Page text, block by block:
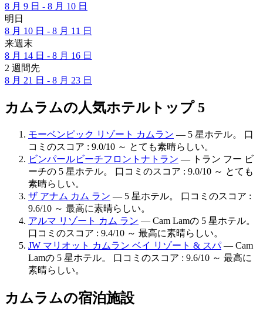
8 月 9 日 - 8 月 10 日
明日
8 月 10 日 - 8 月 11 日
来週末
8 月 14 日 - 8 月 16 日
2 週間先
8 月 21 日 - 8 月 23 日
カムラムの人気ホテルトップ 5
モーベンピック リゾート カムラン — 5 星ホテル。 口
コミのスコア : 9.0/10 ～ とても素晴らしい。
ビンパールビーチフロントナトラン — トラン フー ビ
ーチの 5 星ホテル。 口コミのスコア : 9.0/10 ～ とても
素晴らしい。
ザ アナム カム ラン — 5 星ホテル。 口コミのスコア :
9.6/10 ～ 最高に素晴らしい。
アルマ リゾート カム ラン — Cam Lamの 5 星ホテル。
口コミのスコア : 9.4/10 ～ 最高に素晴らしい。
JW マリオット カムラン ベイ リゾート & スパ— Cam
Lamの 5 星ホテル。 口コミのスコア : 9.6/10 ～ 最高に
素晴らしい。
カムラムの宿泊施設